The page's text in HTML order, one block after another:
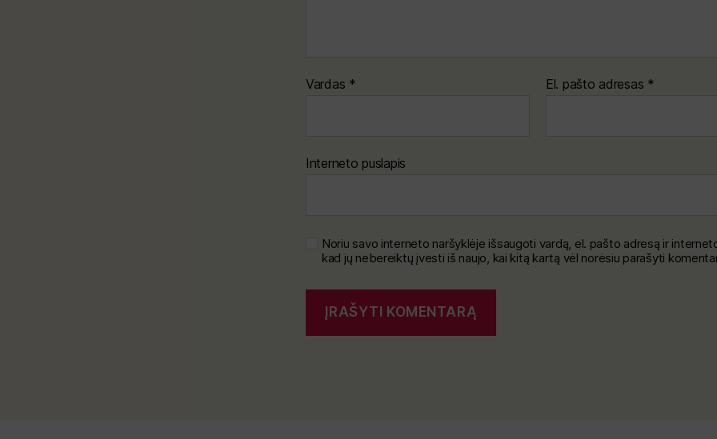
Vardas * El. pašto adresas *
Interneto puslapis
Noriu savo interneto naršyklėje išsaugoti vardą, el. pašto adresą ir
kad jų nebereiktų įvesti iš naujo, kai kitą kartą vėl norėsiu parašyti